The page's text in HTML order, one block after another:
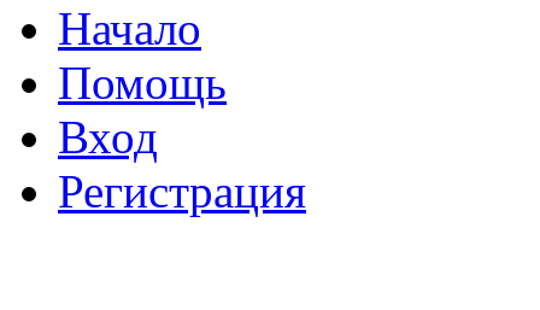
Начало
Помощь
Вход
Регистрация